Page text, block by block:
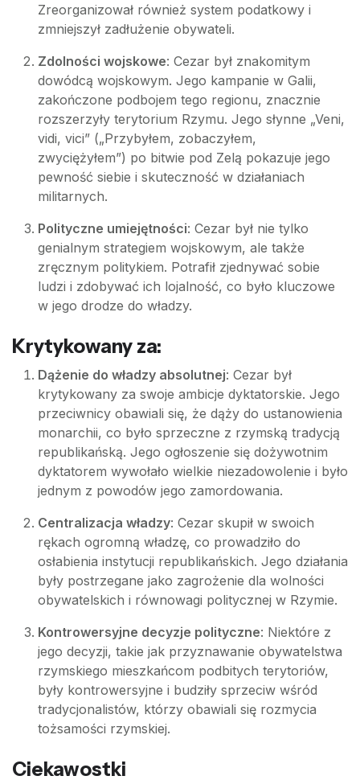
Zreorganizował również system podatkowy i
zmniejszył zadłużenie obywateli.
Zdolności wojskowe: Cezar był znakomitym
dowódcą wojskowym. Jego kampanie w Galii,
zakończone podbojem tego regionu, znacznie
rozszerzyły terytorium Rzymu. Jego słynne „Veni,
vidi, vici” („Przybyłem, zobaczyłem,
zwyciężyłem”) po bitwie pod Zelą pokazuje jego
pewność siebie i skuteczność w działaniach
militarnych.
Polityczne umiejętności: Cezar był nie tylko
genialnym strategiem wojskowym, ale także
zręcznym politykiem. Potrafił zjednywać sobie
ludzi i zdobywać ich lojalność, co było kluczowe
w jego drodze do władzy.
Krytykowany za:
Dążenie do władzy absolutnej: Cezar był
krytykowany za swoje ambicje dyktatorskie. Jego
przeciwnicy obawiali się, że dąży do ustanowienia
monarchii, co było sprzeczne z rzymską tradycją
republikańską. Jego ogłoszenie się dożywotnim
dyktatorem wywołało wielkie niezadowolenie i było
jednym z powodów jego zamordowania.
Centralizacja władzy: Cezar skupił w swoich
rękach ogromną władzę, co prowadziło do
osłabienia instytucji republikańskich. Jego działania
były postrzegane jako zagrożenie dla wolności
obywatelskich i równowagi politycznej w Rzymie.
Kontrowersyjne decyzje polityczne: Niektóre z
jego decyzji, takie jak przyznawanie obywatelstwa
rzymskiego mieszkańcom podbitych terytoriów,
były kontrowersyjne i budziły sprzeciw wśród
tradycjonalistów, którzy obawiali się rozmycia
tożsamości rzymskiej.
Ciekawostki